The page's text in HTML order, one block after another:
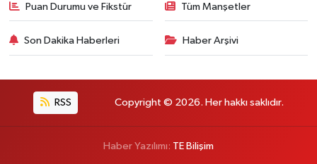
Puan Durumu ve Fikstür Tüm Manşetler
Son Dakika Haberleri Haber Arşivi
RSS Copyright © 2026. Her hakkı saklıdır.
Haber Yazılımı: TE Bilişim